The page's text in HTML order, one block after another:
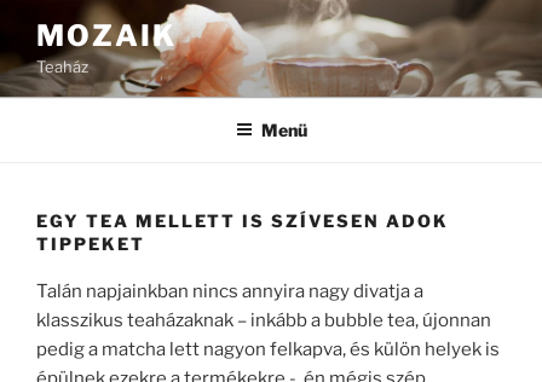
Tartalomhoz
MOZAIK
Teaház
Menü
EGY TEA MELLETT IS SZÍVESEN ADOK
TIPPEKET
Talán napjainkban nincs annyira nagy divatja a
klasszikus teaházaknak – inkább a bubble tea, újonnan
pedig a matcha lett nagyon felkapva, és külön helyek is